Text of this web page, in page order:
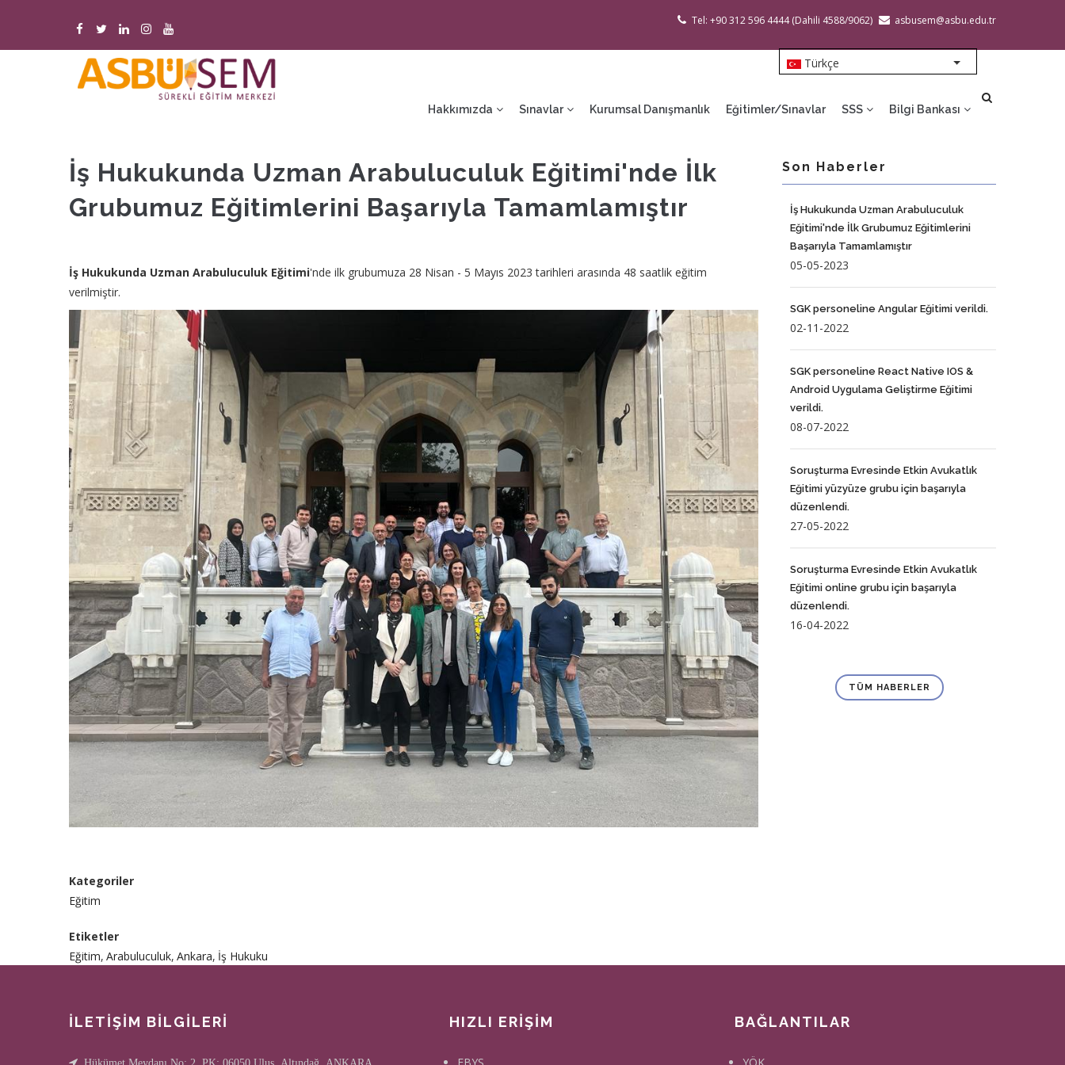
atla
Tel: +90 312 596 4444 (Dahili 4588/9062) asbusem@asbu.edu.tr
Türkçe
List additional
Hakkımızda Sınavlar Kurumsal Danışmanlık Eğitimler/Sınavlar SSS Bilgi Bankası
İş Hukukunda Uzman Arabuluculuk Eğitimi'nde İlk
Grubumuz Eğitimlerini Başarıyla Tamamlamıştır
İş Hukukunda Uzman Arabuluculuk Eğitimi'nde ilk grubumuza 28 Nisan - 5 Mayıs 2023 tarihleri arasında 48 saatlik eğitim
verilmiştir.
Kategoriler
Eğitim
Etiketler
Eğitim Arabuluculuk Ankara İş Hukuku
Son Haberler
İş Hukukunda Uzman Arabuluculuk
Eğitimi'nde İlk Grubumuz Eğitimlerini
Başarıyla Tamamlamıştır
05-05-2023
SGK personeline Angular Eğitimi verildi.
02-11-2022
SGK personeline React Native IOS &
Android Uygulama Geliştirme Eğitimi
verildi.
08-07-2022
Soruşturma Evresinde Etkin Avukatlık
Eğitimi yüzyüze grubu için başarıyla
düzenlendi.
27-05-2022
Soruşturma Evresinde Etkin Avukatlık
Eğitimi online grubu için başarıyla
düzenlendi.
16-04-2022
TÜM HABERLER
İLETİŞİM BİLGİLERİ
Hükümet Meydanı No: 2 PK: 06050 Ulus, Altındağ, ANKARA
HIZLI ERİŞİM BAĞLANTILAR